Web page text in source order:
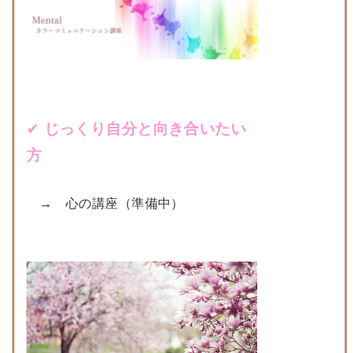
✔︎ じっくり自分と向き合いたい
方
→ 心の講座（準備中）